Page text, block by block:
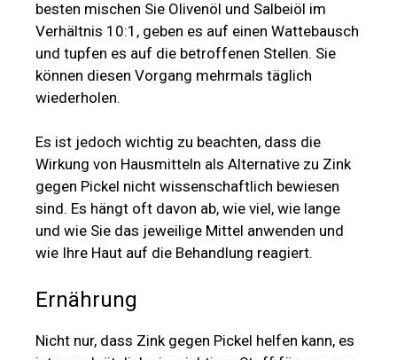
besten mischen Sie Olivenöl und Salbeiöl im
Verhältnis 10:1, geben es auf einen Wattebausch
und tupfen es auf die betroffenen Stellen. Sie
können diesen Vorgang mehrmals täglich
wiederholen.
Es ist jedoch wichtig zu beachten, dass die
Wirkung von Hausmitteln als Alternative zu Zink
gegen Pickel nicht wissenschaftlich bewiesen
sind. Es hängt oft davon ab, wie viel, wie lange
und wie Sie das jeweilige Mittel anwenden und
wie Ihre Haut auf die Behandlung reagiert.
Ernährung
Nicht nur, dass Zink gegen Pickel helfen kann, es